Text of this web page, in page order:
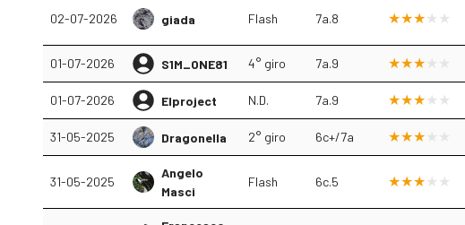
02-07-2026 giada Flash 7a.8
01-07-2026 S1M_ONE81 4° giro 7a.9
01-07-2026 Elproject N.D. 7a.9
31-05-2025 Dragonella 2° giro 6c+/7a
31-05-2025
Angelo
Masci
Flash 6c.5